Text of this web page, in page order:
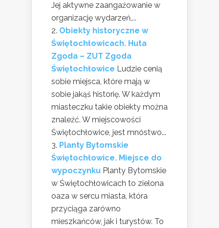
Jej aktywne zaangażowanie w
organizację wydarzeń,...
Obiekty historyczne w
Świętochłowicach. Huta
Zgoda – ZUT Zgoda
Świętochłowice Ludzie cenią
sobie miejsca, które mają w
sobie jakąś historię. W każdym
miasteczku takie obiekty można
znaleźć. W miejscowości
Świętochłowice, jest mnóstwo...
Planty Bytomskie
Świętochłowice. Miejsce do
wypoczynku Planty Bytomskie
w Świętochłowicach to zielona
oaza w sercu miasta, która
przyciąga zarówno
mieszkańców, jak i turystów. To